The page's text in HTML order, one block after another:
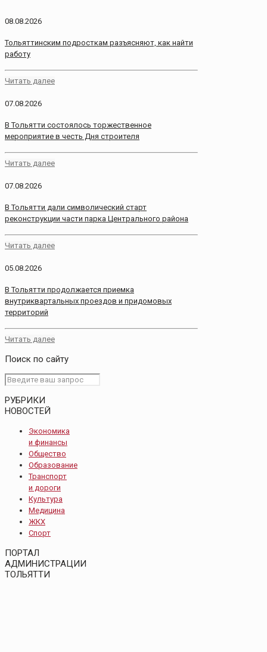
08.08.2026
Тольяттинским подросткам разъясняют, как найти
работу
Читать далее
07.08.2026
В Тольятти состоялось торжественное
мероприятие в честь Дня строителя
Читать далее
07.08.2026
В Тольятти дали символический старт
реконструкции части парка Центрального района
Читать далее
05.08.2026
В Тольятти продолжается приемка
внутриквартальных проездов и придомовых
территорий
Читать далее
Поиск по сайту
РУБРИКИ
НОВОСТЕЙ
Экономика
и финансы
Общество
Образование
Транспорт
и дороги
Культура
Медицина
ЖКХ
Спорт
ПОРТАЛ
АДМИНИСТРАЦИИ
ТОЛЬЯТТИ